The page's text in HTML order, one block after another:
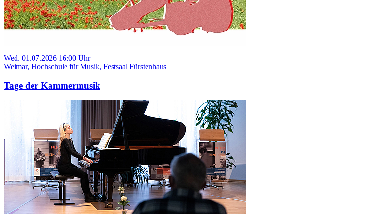
Wed, 01.07.2026 16:00 Uhr
Weimar, Hochschule für Musik, Festsaal Fürstenhaus
Tage der Kammermusik